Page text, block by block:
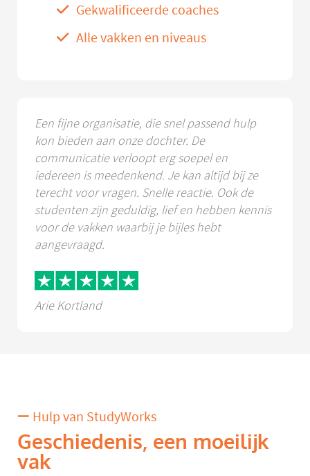
Gekwalificeerde coaches
Alle vakken en niveaus
Een fijne organisatie, die snel passend hulp
kon bieden aan onze dochter. De
communicatie verloopt erg soepel en
iedereen is meedenkend. Je kan altijd bij ze
terecht voor vragen. Snelle reactie. Ook de
studenten zijn geduldig, lief en hebben kennis
voor de vakken waarbij je bijles hebt
aangevraagd.
Arie Kortland
Hulp van StudyWorks
Geschiedenis, een moeilijk
vak